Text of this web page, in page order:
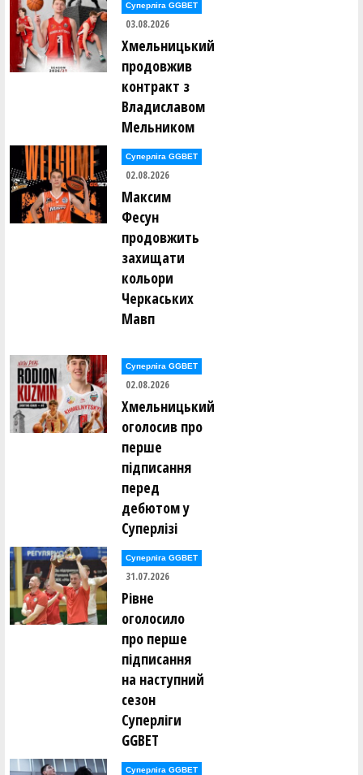
Суперліга GGBET
03.08.2026
Хмельницький
продовжив
контракт з
Владиславом
Мельником
Суперліга GGBET
02.08.2026
Максим
Фесун
продовжить
захищати
кольори
Черкаських
Мавп
Суперліга GGBET
02.08.2026
Хмельницький
оголосив про
перше
підписання
перед
дебютом у
Суперлізі
Суперліга GGBET
31.07.2026
Рівне
оголосило
про перше
підписання
на наступний
сезон
Суперліги
GGBET
Суперліга GGBET